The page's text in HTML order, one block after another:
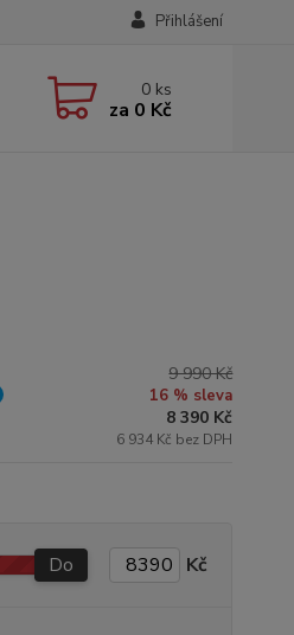
Přihlášení
0 ks
za 0 Kč
9 990 Kč
16 % sleva
8 390 Kč
6 934 Kč bez DPH
Do Kč